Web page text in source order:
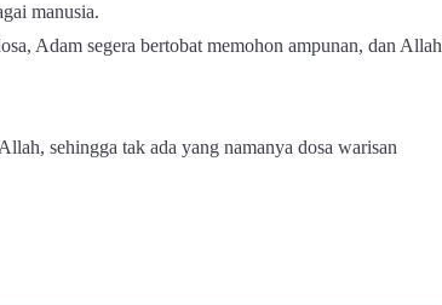
manusia.
Adam segera bertobat memohon ampunan, dan Allah
sehingga tak ada yang namanya dosa warisan